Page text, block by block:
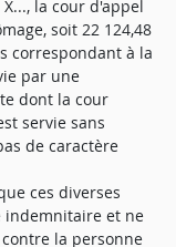
la cour d'appel
soit 22 124,48
correspondant à la
par une
dont la cour
servie sans
de caractère
ces diverses
indemnitaire et ne
la personne